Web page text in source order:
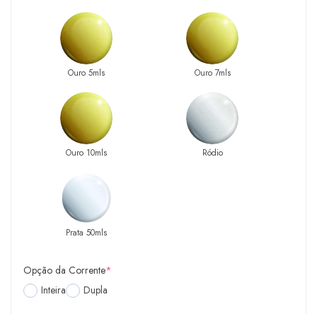
Ouro 5mls Ouro 7mls
Ouro 10mls Ródio
Prata 50mls
Opção da Corrente*
Inteira
Dupla